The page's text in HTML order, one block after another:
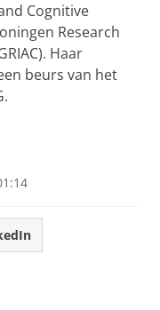
Cognitive
Research
Haar
beurs van het